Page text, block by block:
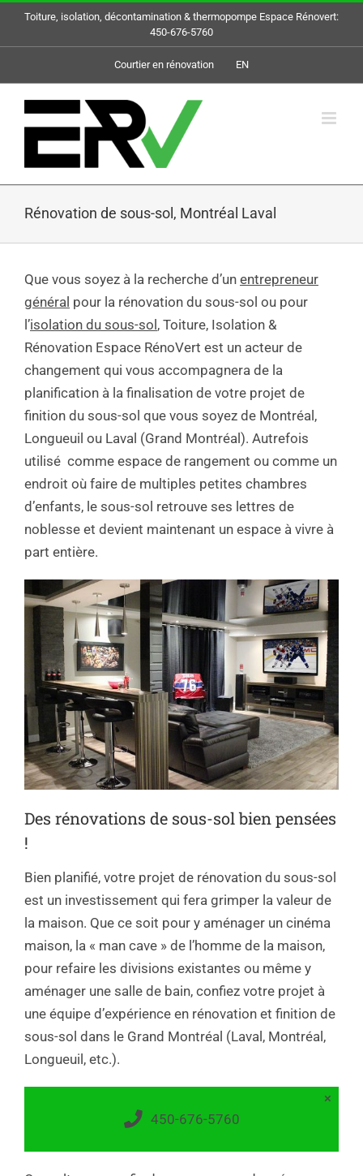
SkipToiture, isolation, décontamination & thermopompe Espace Rénovert:
450-676-5760
Courtier en rénovation EN
Rénovation de sous-sol, Montréal Laval
Que vous soyez à la recherche d’un entrepreneur
général pour la rénovation du sous-sol ou pour
l’isolation du sous-sol, Toiture, Isolation &
Rénovation Espace RénoVert est un acteur de
changement qui vous accompagnera de la
planification à la finalisation de votre projet de
finition du sous-sol que vous soyez de Montréal,
Longueuil ou Laval (Grand Montréal). Autrefois
utilisé comme espace de rangement ou comme un
endroit où faire de multiples petites chambres
d’enfants, le sous-sol retrouve ses lettres de
noblesse et devient maintenant un espace à vivre à
part entière.
Des rénovations de sous-sol bien pensées
!
Bien planifié, votre projet de rénovation du sous-sol
est un investissement qui fera grimper la valeur de
la maison. Que ce soit pour y aménager un cinéma
maison, la « man cave » de l’homme de la maison,
pour refaire les divisions existantes ou même y
aménager une salle de bain, confiez votre projet à
une équipe d’expérience en rénovation et finition de
sous-sol dans le Grand Montréal (Laval, Montréal,
Longueuil, etc.).
×
450-676-5760